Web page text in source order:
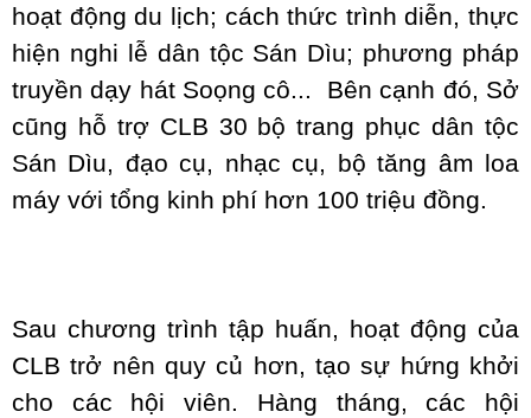
hoạt động du lịch; cách thức trình diễn, thực
hiện nghi lễ dân tộc Sán Dìu; phương pháp
truyền dạy hát Soọng cô... Bên cạnh đó, Sở
cũng hỗ trợ CLB 30 bộ trang phục dân tộc
Sán Dìu, đạo cụ, nhạc cụ, bộ tăng âm loa
máy với tổng kinh phí hơn 100 triệu đồng.
Sau chương trình tập huấn, hoạt động của
CLB trở nên quy củ hơn, tạo sự hứng khởi
cho các hội viên. Hàng tháng, các hội